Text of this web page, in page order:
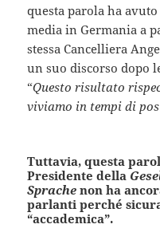
questa parola ha
media in Germania a
stessa Cancelliera
un suo discorso dopo
“Questo risultato
viviamo in tempi di
Tuttavia, questa
Presidente della
Sprache non ha
parlanti perché
“accademica”.